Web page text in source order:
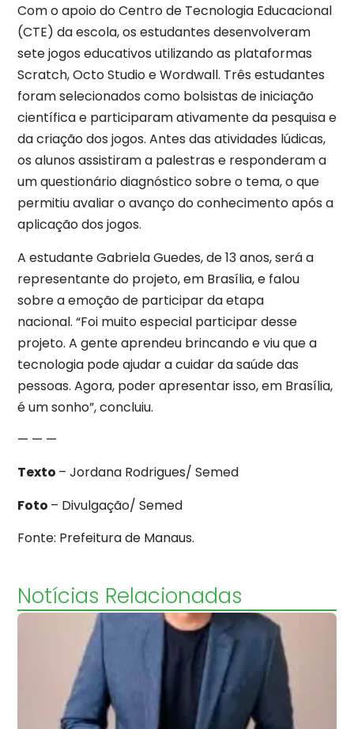
Com o apoio do Centro de Tecnologia Educacional
(CTE) da escola, os estudantes desenvolveram
sete jogos educativos utilizando as plataformas
Scratch, Octo Studio e Wordwall. Três estudantes
foram selecionados como bolsistas de iniciação
científica e participaram ativamente da pesquisa e
da criação dos jogos. Antes das atividades lúdicas,
os alunos assistiram a palestras e responderam a
um questionário diagnóstico sobre o tema, o que
permitiu avaliar o avanço do conhecimento após a
aplicação dos jogos.
A estudante Gabriela Guedes, de 13 anos, será a
representante do projeto, em Brasília, e falou
sobre a emoção de participar da etapa
nacional. “Foi muito especial participar desse
projeto. A gente aprendeu brincando e viu que a
tecnologia pode ajudar a cuidar da saúde das
pessoas. Agora, poder apresentar isso, em Brasília,
é um sonho”, concluiu.
— — —
Texto – Jordana Rodrigues/ Semed
Foto – Divulgação/ Semed
Fonte: Prefeitura de Manaus.
Notícias Relacionadas